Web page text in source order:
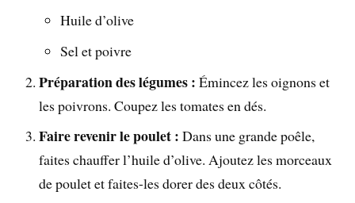
Huile d’olive
Sel et poivre
Préparation des légumes : Émincez les oignons et
les poivrons. Coupez les tomates en dés.
Faire revenir le poulet : Dans une grande poêle,
faites chauffer l’huile d’olive. Ajoutez les morceaux
de poulet et faites-les dorer des deux côtés.